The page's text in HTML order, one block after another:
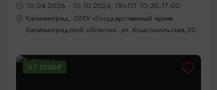
10.04.2026 - 10.10.2026, ПН-ПТ 10:30-17:00
Калининград, ОГКУ «Государственный архив
Калининградской области»: ул. Комсомольская,32.
ОТ 2000₽